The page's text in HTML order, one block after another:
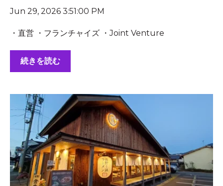
Jun 29, 2026 3:51:00 PM
・直営 ・フランチャイズ ・Joint Venture
続きを読む